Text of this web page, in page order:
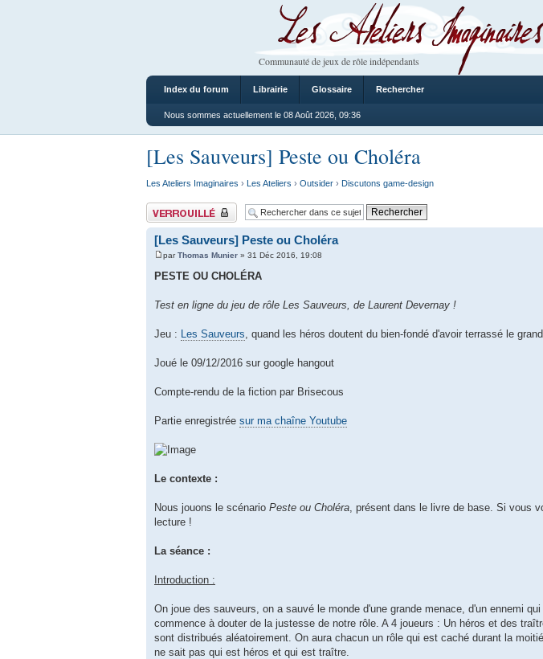
Les Ateliers Imaginaires
Communauté de jeux de rôle indépendants
Index du forum Librairie Glossaire Rechercher
Nous sommes actuellement le 08 Août 2026, 09:36
[Les Sauveurs] Peste ou Choléra
Les Ateliers Imaginaires › Les Ateliers › Outsider › Discutons game-design
Sujet verrouillé
[Les Sauveurs] Peste ou Choléra
parThomas Munier » 31 Déc 2016, 19:08
PESTE OU CHOLÉRA
Test en ligne du jeu de rôle Les Sauveurs, de Laurent Devernay !
Jeu : Les Sauveurs, quand les héros doutent du bien-fondé d'avoir terrassé le
Joué le 09/12/2016 sur google hangout
Compte-rendu de la fiction par Brisecous
Partie enregistrée sur ma chaîne Youtube
Le contexte :
Nous jouons le scénario Peste ou Choléra, présent dans le livre de base. Si vous
lecture !
La séance :
Introduction :
On joue des sauveurs, on a sauvé le monde d'une grande menace, d'un ennemi
commence à douter de la justesse de notre rôle. A 4 joueurs : Un héros et des
sont distribués aléatoirement. On aura chacun un rôle qui est caché durant la
ne sait pas qui est héros et qui est traître.